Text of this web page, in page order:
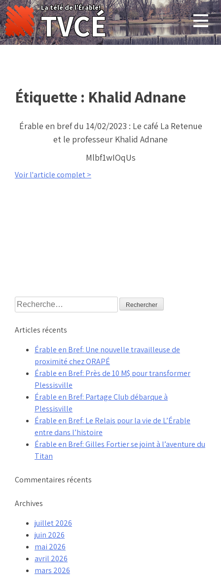
Skip
to
content
La télé de l'Érable!
TVCÉ
Étiquette : Khalid Adnane
Érable en bref du 14/02/2023 : Le café La Retenue
et le professeur Khalid Adnane
Mlbf1wIOqUs
Voir l'article complet >
Rechercher :
Articles récents
Érable en Bref: Une nouvelle travailleuse de
proximité chez ORAPÉ
Érable en Bref: Près de 10 M$ pour transformer
Plessisville
Érable en Bref: Partage Club débarque à
Plessisville
Érable en Bref: Le Relais pour la vie de L’Érable
entre dans l’histoire
Érable en Bref: Gilles Fortier se joint à l’aventure du
Titan
Commentaires récents
Archives
juillet 2026
juin 2026
mai 2026
avril 2026
mars 2026